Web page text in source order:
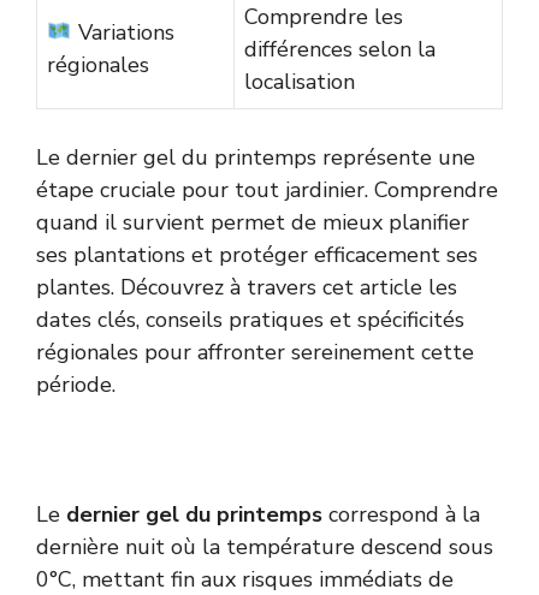
Variations
régionales
Comprendre les
différences selon la
localisation
Le dernier gel du printemps représente une
étape cruciale pour tout jardinier. Comprendre
quand il survient permet de mieux planifier
ses plantations et protéger efficacement ses
plantes. Découvrez à travers cet article les
dates clés, conseils pratiques et spécificités
régionales pour affronter sereinement cette
période.
Le dernier gel du printemps correspond à la
dernière nuit où la température descend sous
0°C, mettant fin aux risques immédiats de